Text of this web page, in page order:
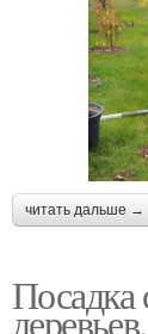
читать дальше →
Посадка